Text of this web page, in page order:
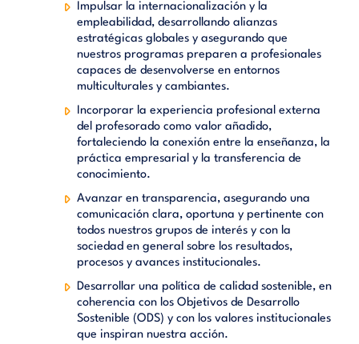
Impulsar la internacionalización y la
empleabilidad, desarrollando alianzas
estratégicas globales y asegurando que
nuestros programas preparen a profesionales
capaces de desenvolverse en entornos
multiculturales y cambiantes.
Incorporar la experiencia profesional externa
del profesorado como valor añadido,
fortaleciendo la conexión entre la enseñanza, la
práctica empresarial y la transferencia de
conocimiento.
Avanzar en transparencia, asegurando una
comunicación clara, oportuna y pertinente con
todos nuestros grupos de interés y con la
sociedad en general sobre los resultados,
procesos y avances institucionales.
Desarrollar una política de calidad sostenible, en
coherencia con los Objetivos de Desarrollo
Sostenible (ODS) y con los valores institucionales
que inspiran nuestra acción.